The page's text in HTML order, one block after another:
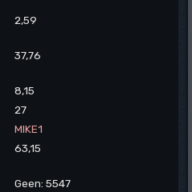
2,59
37,76
8,15
27
MIKE1
63,15
Geen: 5547